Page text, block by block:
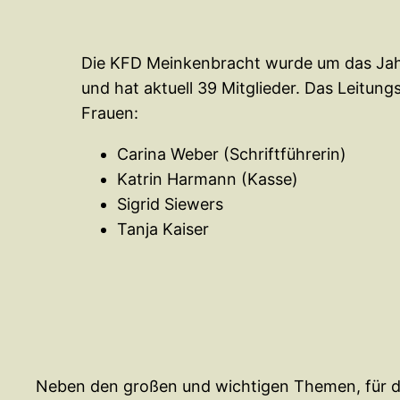
Die KFD Meinkenbracht wurde um das
und hat aktuell 39 Mitglieder. Das
Frauen:
Carina Weber (Schriftführerin)
Katrin Harmann (Kasse)
Sigrid Siewers
Tanja Kaiser
Neben den großen und wichtigen Themen, für